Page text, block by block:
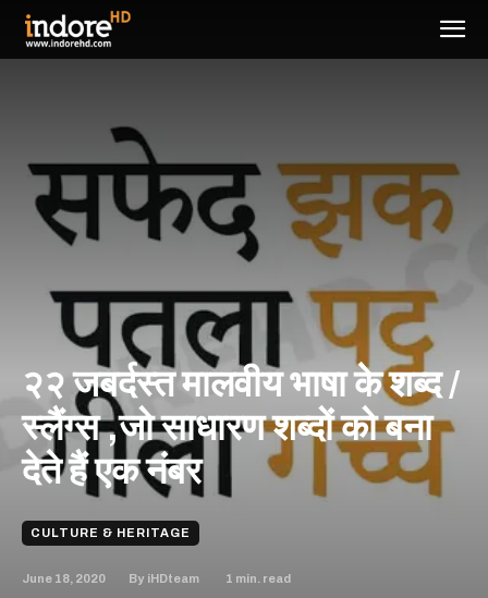
२२ जबर्दस्त मालवीय भाषा के शब्द /
स्लैंग्स ,जो साधारण शब्दों को बना
देते हैं एक नंबर
CULTURE & HERITAGE
June 18, 2020 By iHDteam 1 min. read